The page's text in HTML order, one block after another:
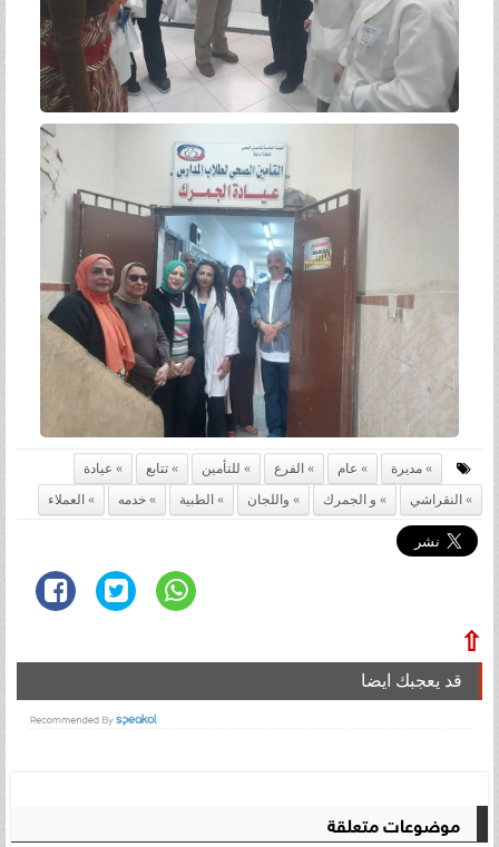
مديرة عام الفرع للتأمين تتابع
عيادة
النقراشي
و الجمرك واللجان الطبية خدمه العملاء
⇧
قد يعجبك ايضا
موضوعات متعلقة